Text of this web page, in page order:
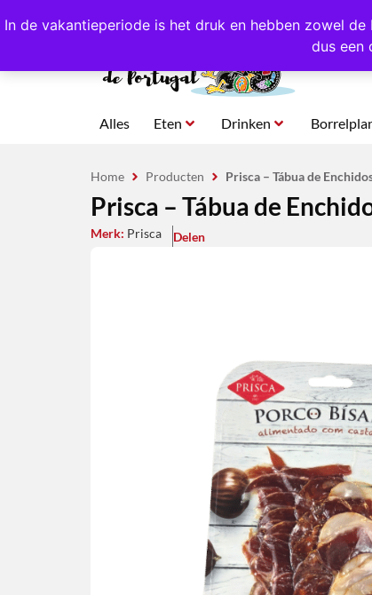
In de vakantieperiode is het druk en hebben zowel
dus een
4,8/5,0 sterren beoordeeld! Eigen import
Alles Eten Drinken
Home Producten Prisca – Tábua de
Prisca – Tábua de
Merk: Prisca Delen